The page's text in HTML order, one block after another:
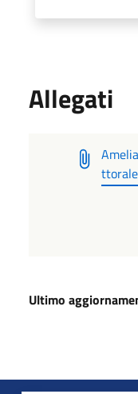
Allegati
ttorale
Ultimo